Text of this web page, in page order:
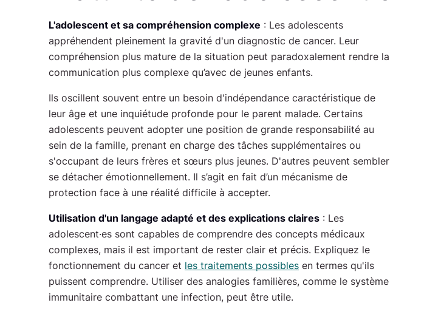
L'adolescent et sa compréhension complexe : Les adolescents
appréhendent pleinement la gravité d'un diagnostic de cancer. Leur
compréhension plus mature de la situation peut paradoxalement rendre la
communication plus complexe qu’avec de jeunes enfants.
Ils oscillent souvent entre un besoin d'indépendance caractéristique de
leur âge et une inquiétude profonde pour le parent malade. Certains
adolescents peuvent adopter une position de grande responsabilité au
sein de la famille, prenant en charge des tâches supplémentaires ou
s'occupant de leurs frères et sœurs plus jeunes. D'autres peuvent sembler
se détacher émotionnellement. Il s’agit en fait d’un mécanisme de
protection face à une réalité difficile à accepter.
Utilisation d'un langage adapté et des explications claires : Les
adolescent·es sont capables de comprendre des concepts médicaux
complexes, mais il est important de rester clair et précis. Expliquez le
fonctionnement du cancer et les traitements possibles en termes qu'ils
puissent comprendre. Utiliser des analogies familières, comme le système
immunitaire combattant une infection, peut être utile.